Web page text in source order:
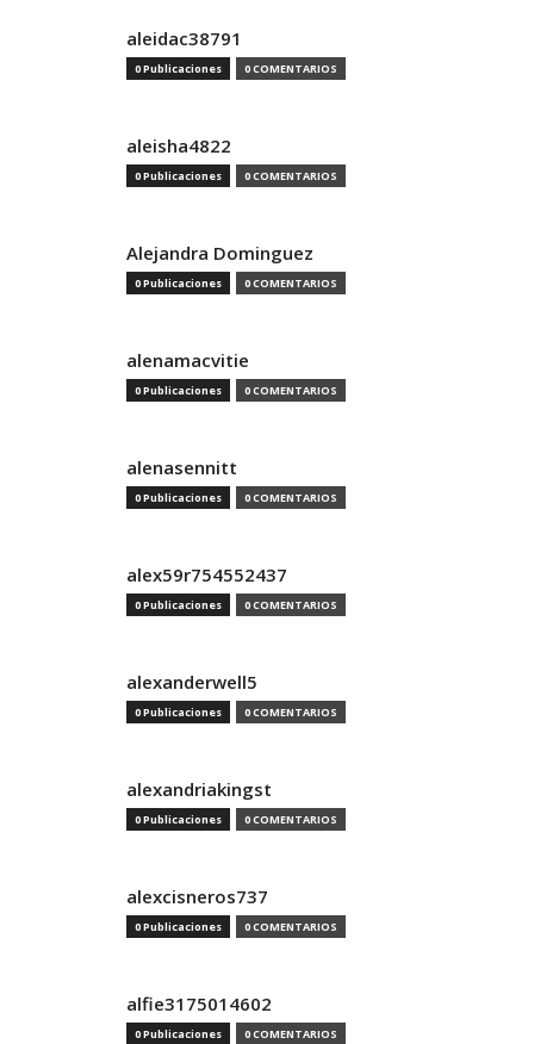
aleidac38791
0 Publicaciones 0 COMENTARIOS
aleisha4822
0 Publicaciones 0 COMENTARIOS
Alejandra Dominguez
0 Publicaciones 0 COMENTARIOS
alenamacvitie
0 Publicaciones 0 COMENTARIOS
alenasennitt
0 Publicaciones 0 COMENTARIOS
alex59r754552437
0 Publicaciones 0 COMENTARIOS
alexanderwell5
0 Publicaciones 0 COMENTARIOS
alexandriakingst
0 Publicaciones 0 COMENTARIOS
alexcisneros737
0 Publicaciones 0 COMENTARIOS
alfie3175014602
0 Publicaciones 0 COMENTARIOS